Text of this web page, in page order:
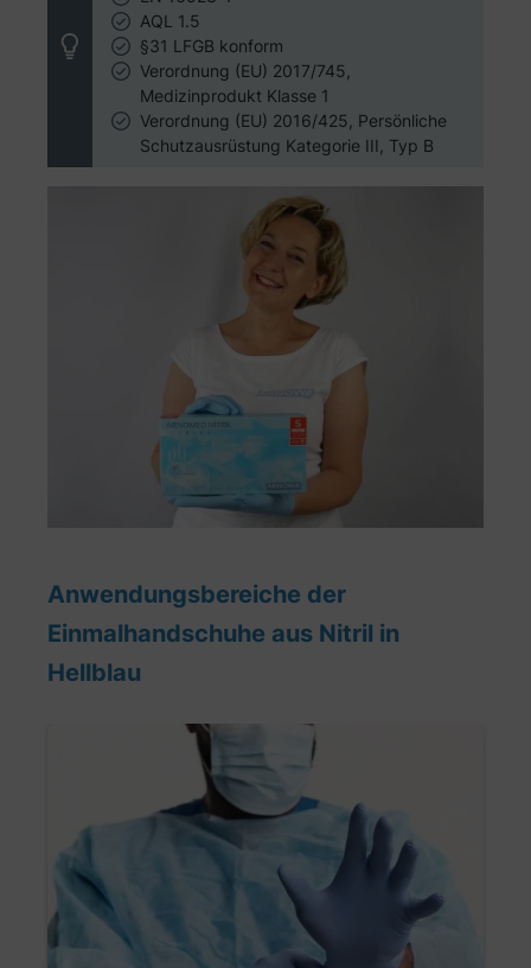
AQL 1.5
§31 LFGB konform
Verordnung (EU) 2017/745,
Medizinprodukt Klasse 1
Verordnung (EU) 2016/425, Persönliche
Schutzausrüstung Kategorie III, Typ B
Anwendungsbereiche der
Einmalhandschuhe aus Nitril in
Hellblau